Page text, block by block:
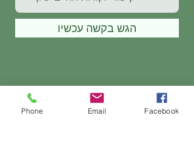
הגש בקשה עכשיו
Phone Email Facebook